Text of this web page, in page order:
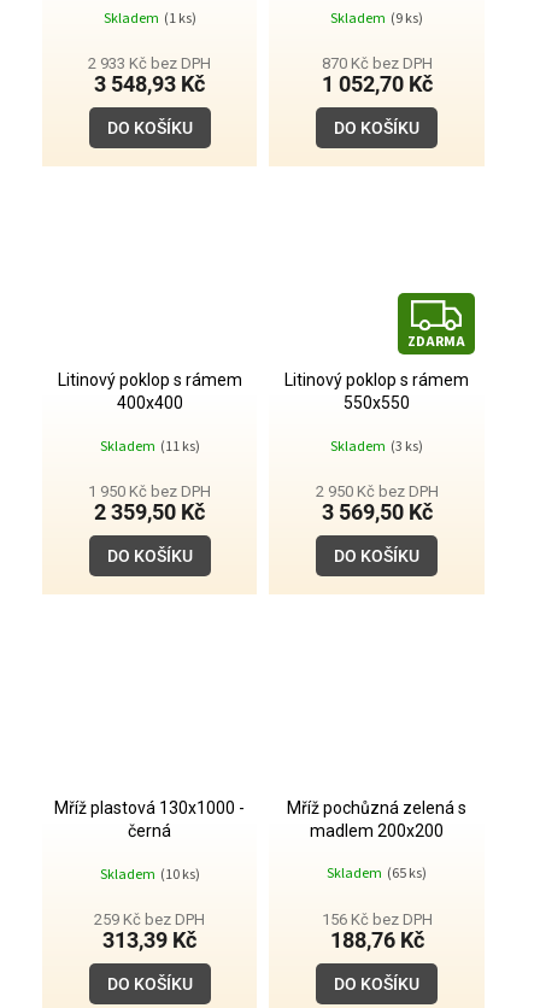
Skladem (1 ks)
2 933 Kč bez DPH
3 548,93 Kč
DO KOŠÍKU
Skladem (9 ks)
870 Kč bez DPH
1 052,70 Kč
DO KOŠÍKU
Litinový poklop s rámem
400x400
Skladem (11 ks)
1 950 Kč bez DPH
2 359,50 Kč
DO KOŠÍKU
Z
D
ZDARMA
Litinový poklop s rámem
550x550
Skladem (3 ks)
2 950 Kč bez DPH
3 569,50 Kč
DO KOŠÍKU
Mříž plastová 130x1000 -
černá
Skladem (10 ks)
259 Kč bez DPH
313,39 Kč
DO KOŠÍKU
Mříž pochůzná zelená s
madlem 200x200
hodnocení
je
5,0
5
hvězdiček.
Skladem (65 ks)
156 Kč bez DPH
188,76 Kč
DO KOŠÍKU